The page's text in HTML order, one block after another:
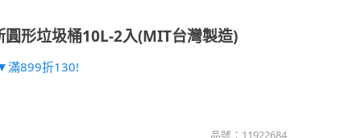
圓形垃圾桶10L-2入(MIT台灣製造)
滿899折130!
品號： 11922684